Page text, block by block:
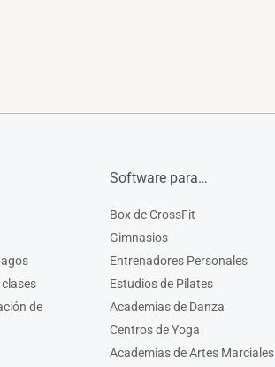
de
Software para…
Box de CrossFit
Gimnasios
Entrenadores Personales
Estudios de Pilates
Academias de Danza
Centros de Yoga
Academias de Artes Marciales